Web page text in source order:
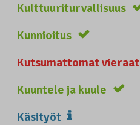
Kulttuuriturvallisuus
Kunnioitus
Kutsumattomat vieraat
Kuuntele ja kuule
Käsityöt